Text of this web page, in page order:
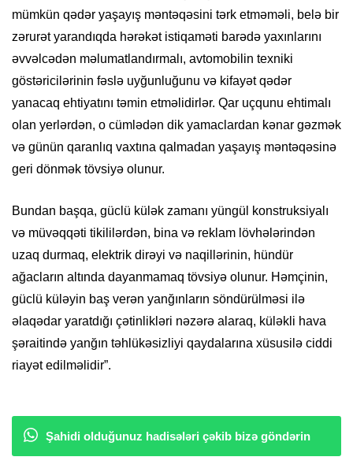
mümkün qədər yaşayış məntəqəsini tərk etməməli, belə bir
zərurət yarandıqda hərəkət istiqaməti barədə yaxınlarını
əvvəlcədən məlumatlandırmalı, avtomobilin texniki
göstəricilərinin fəslə uyğunluğunu və kifayət qədər
yanacaq ehtiyatını təmin etməlidirlər. Qar uçqunu ehtimalı
olan yerlərdən, o cümlədən dik yamaclardan kənar gəzmək
və günün qaranlıq vaxtına qalmadan yaşayış məntəqəsinə
geri dönmək tövsiyə olunur.
Bundan başqa, güclü külək zamanı yüngül konstruksiyalı
və müvəqqəti tikililərdən, bina və reklam lövhələrindən
uzaq durmaq, elektrik dirəyi və naqillərinin, hündür
ağacların altında dayanmamaq tövsiyə olunur. Həmçinin,
güclü küləyin baş verən yanğınların söndürülməsi ilə
əlaqədar yaratdığı çətinlikləri nəzərə alaraq, küləkli hava
şəraitində yanğın təhlükəsizliyi qaydalarına xüsusilə ciddi
riayət edilməlidir”.
Şahidi olduğunuz hadisələri çəkib bizə göndərin